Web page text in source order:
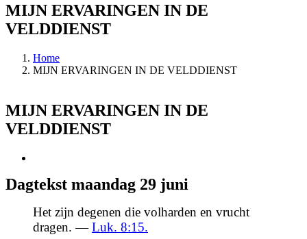
MIJN ERVARINGEN IN DE
VELDDIENST
Home
MIJN ERVARINGEN IN DE VELDDIENST
MIJN ERVARINGEN IN DE
VELDDIENST
Image
Dagtekst maandag 29 juni
Het zijn degenen die volharden en vrucht
dragen. —Luk. 8:15.